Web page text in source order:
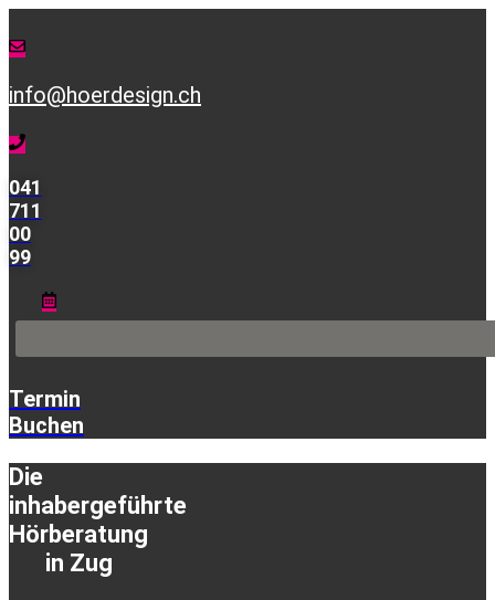
info@hoerdesign.ch
041
711
00
99
Termin
Buchen
Die
inhabergeführte
Hörberatung
in Zug